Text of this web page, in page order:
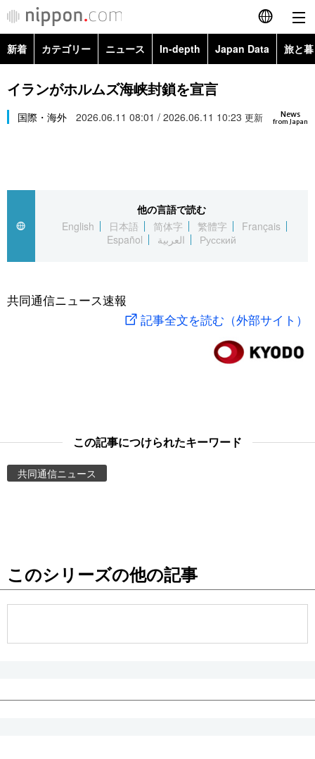
English
繁體字
العربية
社会
旅と暮らし
東京
新着 カテゴリー ニュース In-depth Japan Data 旅と
政治・外交
経済・ビジネス
社会
文化
科学・技術
暮らし
Images
お知らせ
イランがホルムズ海峡封鎖を宣言
News
from Japan
国際・海外 2026.06.11 08:01 / 2026.06.11 10:23 更新
他の言語で読む
English
日本語 简体字 繁體字
Français
Español
العربية Русский
共同通信ニュース速報
記事全文を読む（外部サイト）
この記事につけられたキーワード
共同通信ニュース
このシリーズの他の記事